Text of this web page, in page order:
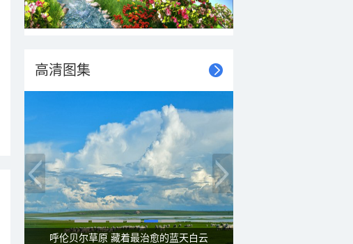
高清图集
呼伦贝尔草原 藏着最治愈的蓝天白云